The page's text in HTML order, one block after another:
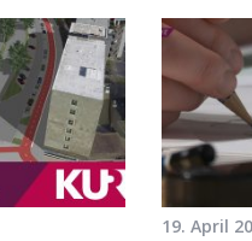
19. April